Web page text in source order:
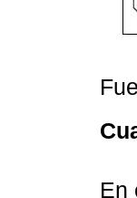
En